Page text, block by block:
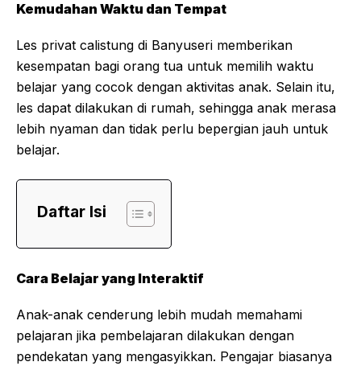
Kemudahan Waktu dan Tempat
Les privat calistung di Banyuseri memberikan
kesempatan bagi orang tua untuk memilih waktu
belajar yang cocok dengan aktivitas anak. Selain itu,
les dapat dilakukan di rumah, sehingga anak merasa
lebih nyaman dan tidak perlu bepergian jauh untuk
belajar.
Daftar Isi
Cara Belajar yang Interaktif
Anak-anak cenderung lebih mudah memahami
pelajaran jika pembelajaran dilakukan dengan
pendekatan yang mengasyikkan. Pengajar biasanya